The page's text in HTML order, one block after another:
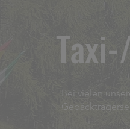
Bei vielen